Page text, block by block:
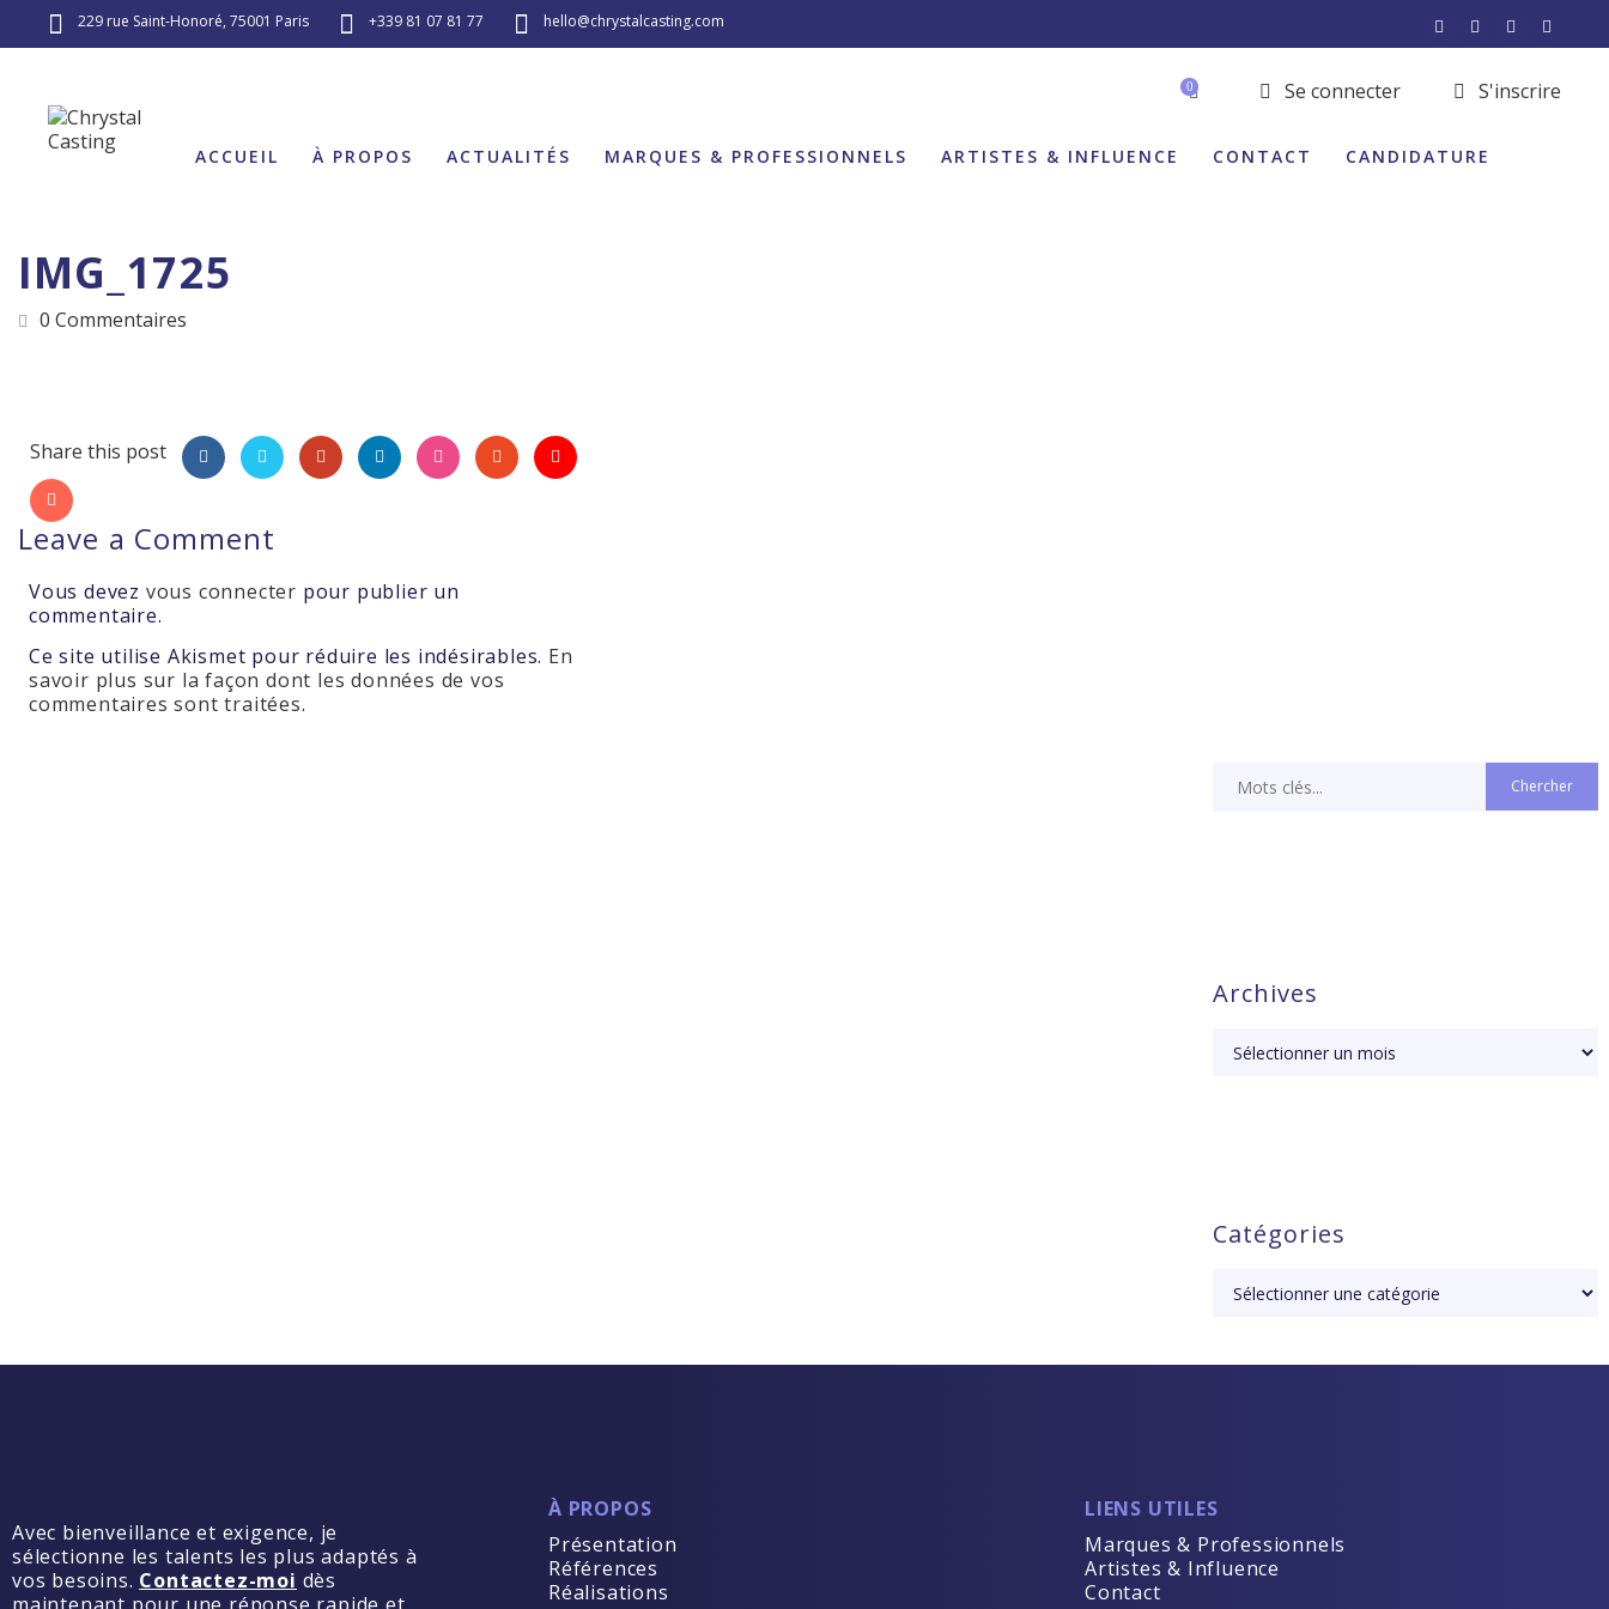
229 rue Saint-Honoré, 75001 Paris +339 81 07 81 77 hello@chrystalcasting.com
0 Se connecter S'inscrire
ACCUEIL À PROPOS ACTUALITÉS MARQUES & PROFESSIONNELS ARTISTES & INFLUENCE CONTACT CANDIDATURE
IMG_1725
0 Commentaires
Share this post
Leave a Comment
Vous devez vous connecter pour publier un
commentaire.
Ce site utilise Akismet pour réduire les indésirables. En
savoir plus sur la façon dont les données de vos
commentaires sont traitées.
Archives
Catégories
Avec bienveillance et exigence, je
sélectionne les talents les plus adaptés à
vos besoins. Contactez-moi dès
À PROPOS
Présentation
Références
Réalisations
LIENS UTILES
Marques & Professionnels
Artistes & Influence
Contact